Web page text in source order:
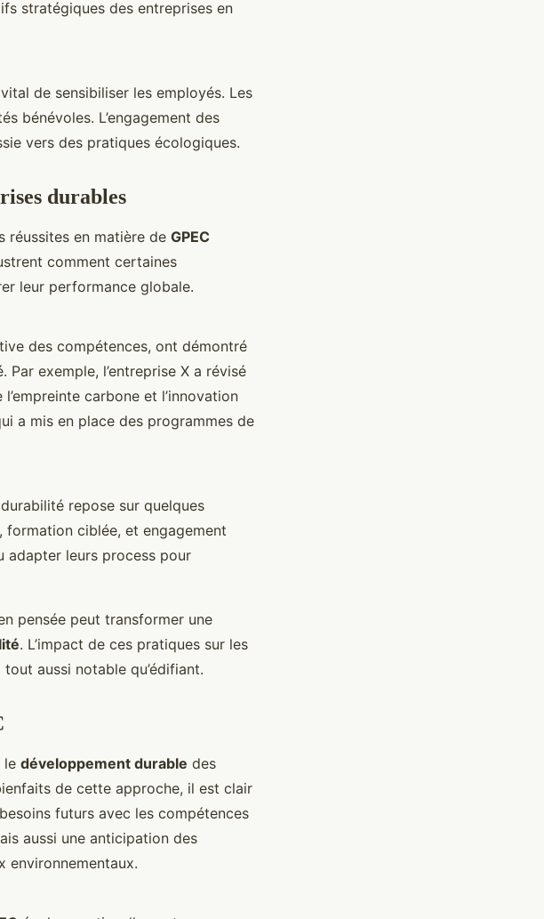
stratégiques des entreprises en
de sensibiliser les employés. Les
bénévoles. L’engagement des
vers des pratiques écologiques.
durables
réussites en matière de GPEC
comment certaines
leur performance globale.
des compétences, ont démontré
exemple, l’entreprise X a révisé
carbone et l’innovation
a mis en place des programmes de
repose sur quelques
formation ciblée, et engagement
adapter leurs process pour
pensée peut transformer une
. L’impact de ces pratiques sur les
aussi notable qu’édifiant.
le développement durable des
de cette approche, il est clair
futurs avec les compétences
aussi une anticipation des
environnementaux.